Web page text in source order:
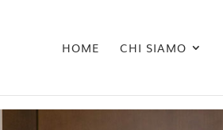
HOME CHI SIAMO